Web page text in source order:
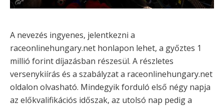
A nevezés ingyenes, jelentkezni a
raceonlinehungary.net honlapon lehet, a győztes 1
millió forint díjazásban részesül. A részletes
versenykiírás és a szabályzat a raceonlinehungary.net
oldalon olvasható. Mindegyik forduló első négy napja
az előkvalifikációs időszak, az utolsó nap pedig a